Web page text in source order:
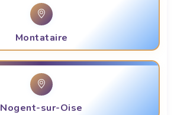
Montataire
Nogent-sur-Oise